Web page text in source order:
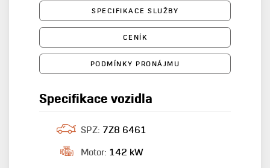
SPECIFIKACE SLUŽBY
CENÍK
PODMÍNKY PRONÁJMU
Specifikace vozidla
SPZ: 7Z8 6461
Motor: 142 kW